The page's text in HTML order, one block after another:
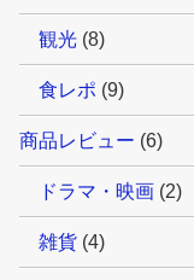
観光 (8)
食レポ (9)
商品レビュー (6)
ドラマ・映画 (2)
雑貨 (4)